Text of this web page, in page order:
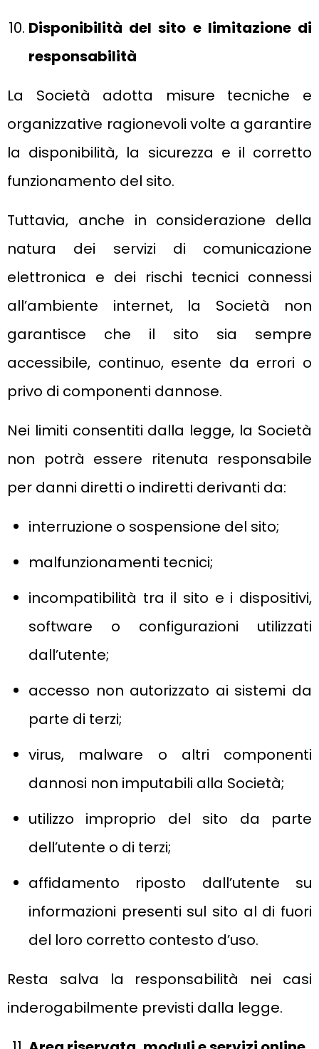
Disponibilità del sito e limitazione di
responsabilità
La Società adotta misure tecniche e
organizzative ragionevoli volte a garantire
la disponibilità, la sicurezza e il corretto
funzionamento del sito.
Tuttavia, anche in considerazione della
natura dei servizi di comunicazione
elettronica e dei rischi tecnici connessi
all’ambiente internet, la Società non
garantisce che il sito sia sempre
accessibile, continuo, esente da errori o
privo di componenti dannose.
Nei limiti consentiti dalla legge, la Società
non potrà essere ritenuta responsabile
per danni diretti o indiretti derivanti da:
interruzione o sospensione del sito;
malfunzionamenti tecnici;
incompatibilità tra il sito e i dispositivi,
software o configurazioni utilizzati
dall’utente;
accesso non autorizzato ai sistemi da
parte di terzi;
virus, malware o altri componenti
dannosi non imputabili alla Società;
utilizzo improprio del sito da parte
dell’utente o di terzi;
affidamento riposto dall’utente su
informazioni presenti sul sito al di fuori
del loro corretto contesto d’uso.
Resta salva la responsabilità nei casi
inderogabilmente previsti dalla legge.